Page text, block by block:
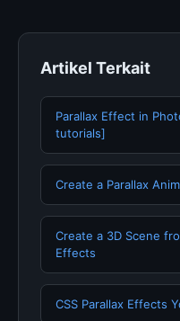
Artikel Terkait
Parallax Effect in
tutorials]
Create a Parallax
Create a 3D Scene
Effects
CSS Parallax Effects